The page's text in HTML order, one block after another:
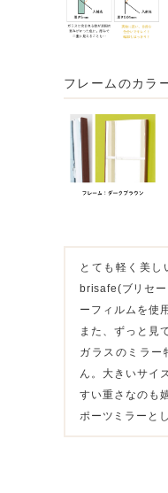
フレームのカラ
とても軽く美し
brisafe(ブリセ
ーフィルムを使
また、ずっと見
ガラスのミラー
ん。大きいサイ
すい重さなのも
ポーツミラーと